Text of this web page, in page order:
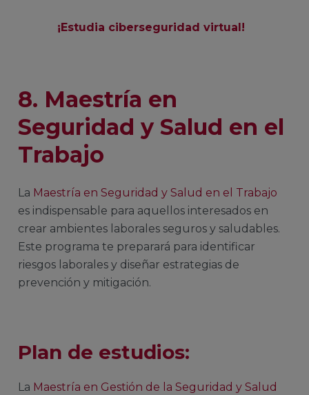
¡Estudia ciberseguridad virtual!
8. Maestría en
Seguridad y Salud en el
Trabajo
La Maestría en Seguridad y Salud en el Trabajo
es indispensable para aquellos interesados en
crear ambientes laborales seguros y saludables.
Este programa te preparará para identificar
riesgos laborales y diseñar estrategias de
prevención y mitigación.
Plan de estudios:
La Maestría en Gestión de la Seguridad y Salud